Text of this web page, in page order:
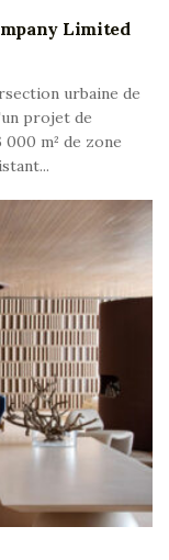
Limited
urbaine de
projet de
m² de zone